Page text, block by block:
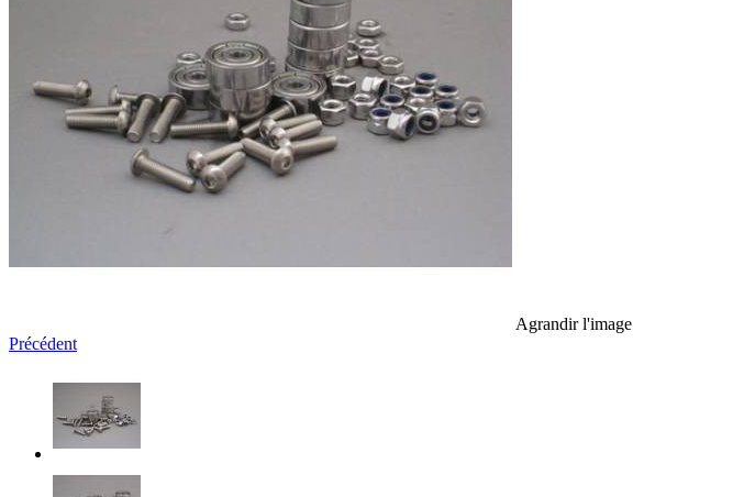
Agrandir l'image
Précédent